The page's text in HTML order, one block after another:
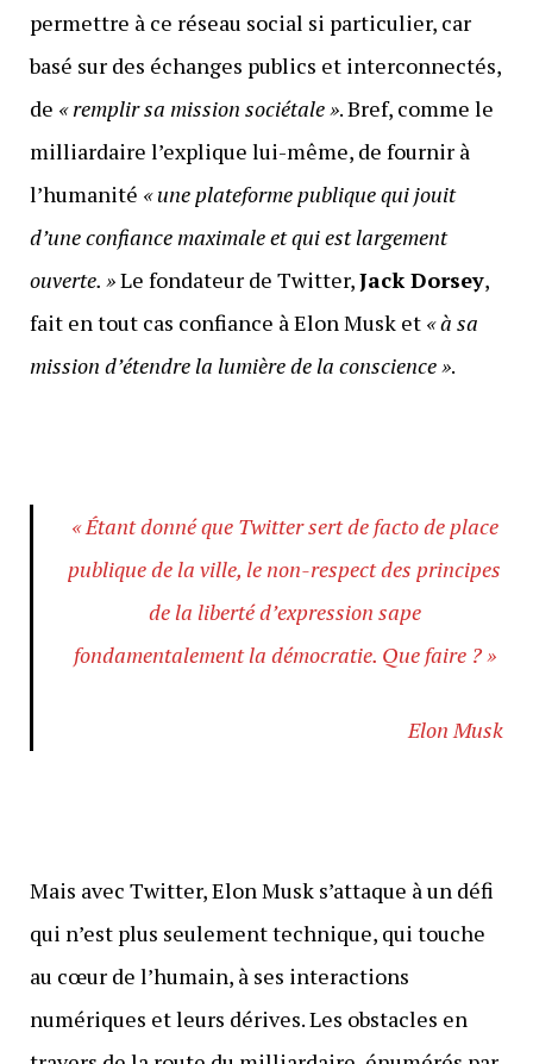
permettre à ce réseau social si particulier, car
basé sur des échanges publics et interconnectés,
de « remplir sa mission sociétale ». Bref, comme le
milliardaire l’explique lui-même, de fournir à
l’humanité « une plateforme publique qui jouit
d’une confiance maximale et qui est largement
ouverte. »Le fondateur de Twitter,Jack Dorsey,
fait en tout cas confiance à Elon Musk et « à sa
mission d’étendre la lumière de la conscience ».
« Étant donné que Twitter sert de facto de place
publique de la ville, le non-respect des principes
de la liberté d’expression sape
fondamentalement la démocratie. Que faire ? »
Elon Musk
Mais avec Twitter, Elon Musk s’attaque à un défi
qui n’est plus seulement technique, qui touche
au cœur de l’humain, à ses interactions
numériques et leurs dérives. Les obstacles en